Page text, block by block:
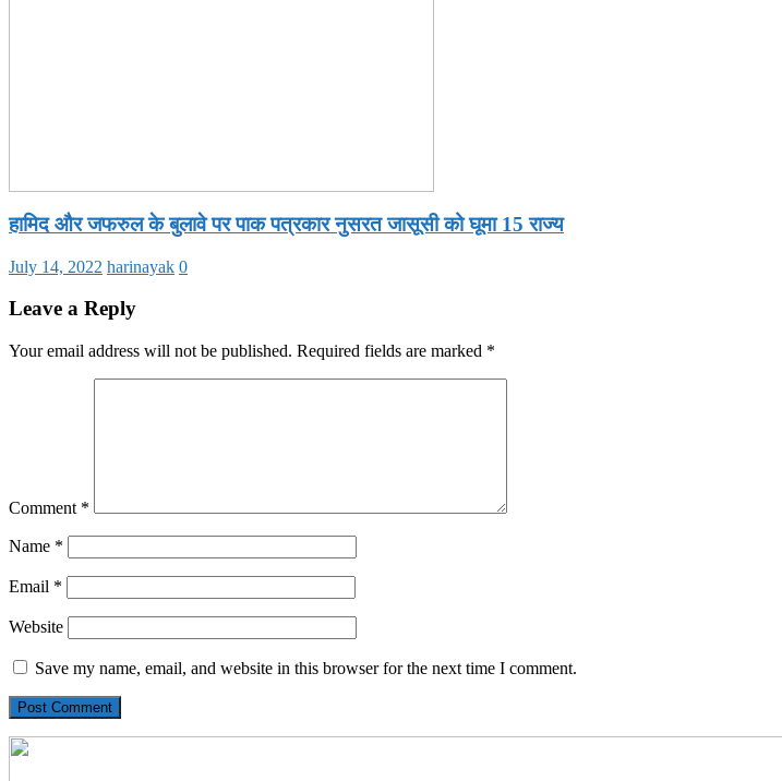
हामिद और जफरुल के बुलावे पर पाक पत्रकार नुसरत जासूसी को घूमा 15 राज्य
July 14, 2022 harinayak 0
Leave a Reply
Your email address will not be published. Required fields are marked *
Comment *
Name *
Email *
Website
Save my name, email, and website in this browser for the next time I comment.